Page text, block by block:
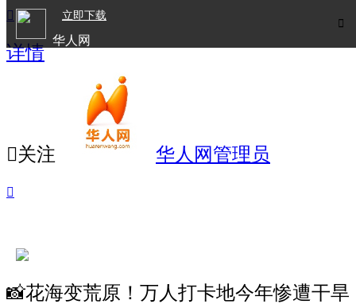

立即下载
华人网

详情
关注 华人网管理员

📸花海变荒原！万人打卡地今年惨遭干旱